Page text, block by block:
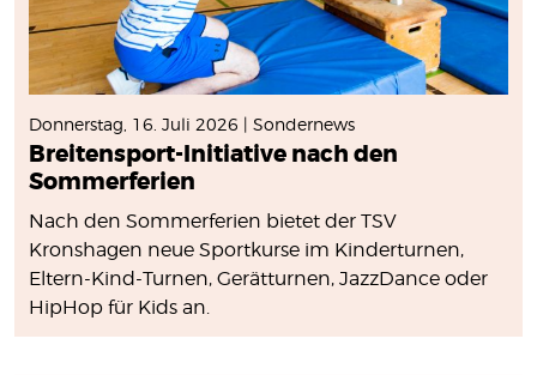
Donnerstag, 16. Juli 2026 | Sondernews
Breitensport-Initiative nach den
Sommerferien
Nach den Sommerferien bietet der TSV
Kronshagen neue Sportkurse im Kinderturnen,
Eltern-Kind-Turnen, Gerätturnen, JazzDance oder
HipHop für Kids an.